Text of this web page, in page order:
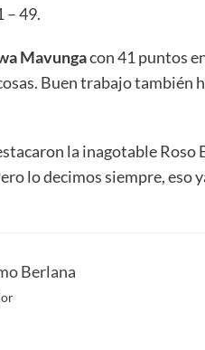
– 49.
Mavungacon 41 puntos
Buen trabajo también
la inagotable Roso
lo decimos siempre, eso
Berlana